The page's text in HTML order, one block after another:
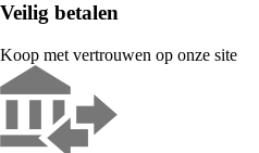
Veilig betalen
Koop met vertrouwen op onze site